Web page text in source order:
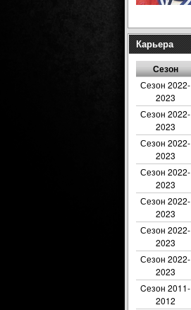
Карьера
Сезон
Сезон 2022-
2023
Сезон 2022-
2023
Сезон 2022-
2023
Сезон 2022-
2023
Сезон 2022-
2023
Сезон 2022-
2023
Сезон 2022-
2023
Cезон 2011-
2012